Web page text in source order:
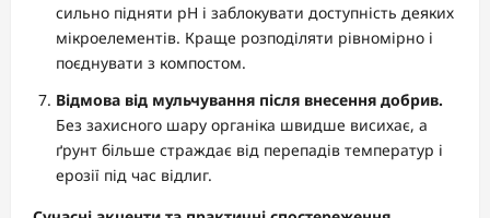
сильно підняти pH і заблокувати доступність деяких
мікроелементів. Краще розподіляти рівномірно і
поєднувати з компостом.
Відмова від мульчування після внесення добрив.
Без захисного шару органіка швидше висихає, а
ґрунт більше страждає від перепадів температур і
ерозії під час відлиг.